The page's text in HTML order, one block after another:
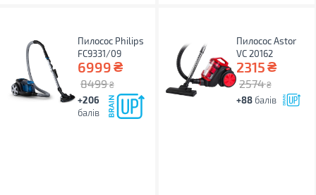
Пилосос Philips
FC9331/09
6999₴
8499 ₴
+206
балів
Пилосос Astor
VC 20162
2315₴
2574 ₴
+88 балів